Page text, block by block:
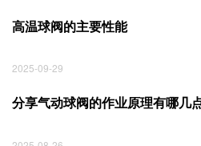
高温球阀的主要性能
2025-09-29
分享气动球阀的作业原理有哪几